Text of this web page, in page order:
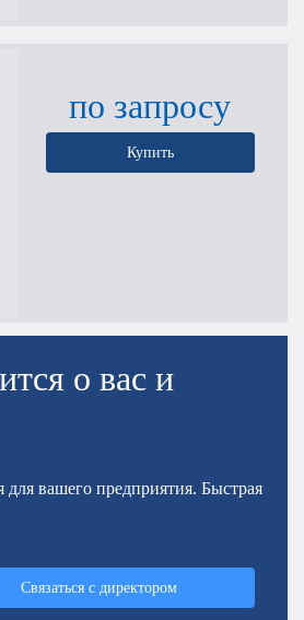
по запросу
Купить
о вас и
для вашего предприятия. Быстрая
Связаться с директором